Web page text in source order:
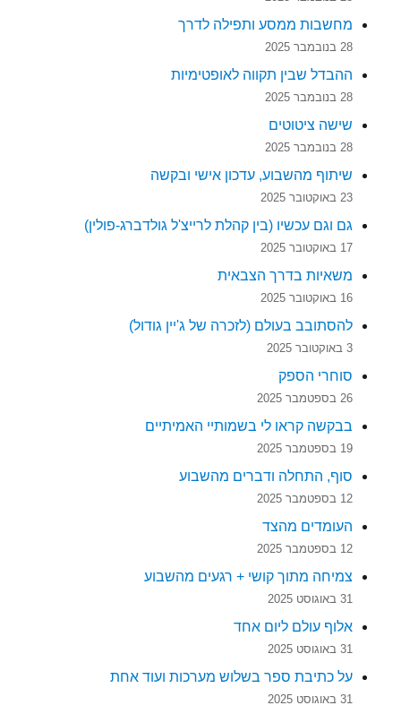
מחשבות ממסע ותפילה לדרך
28 בנובמבר 2025
ההבדל שבין תקווה לאופטימיות
28 בנובמבר 2025
שישה ציטוטים
28 בנובמבר 2025
שיתוף מהשבוע, עדכון אישי ובקשה
23 באוקטובר 2025
גם וגם עכשיו (בין קהלת לרייצ'ל גולדברג-פולין)
17 באוקטובר 2025
משאיות בדרך הצבאית
16 באוקטובר 2025
להסתובב בעולם (לזכרה של ג'יין גודול)
3 באוקטובר 2025
סוחרי הספק
26 בספטמבר 2025
בבקשה קראו לי בשמותיי האמיתיים
19 בספטמבר 2025
סוף, התחלה ודברים מהשבוע
12 בספטמבר 2025
העומדים מהצד
12 בספטמבר 2025
צמיחה מתוך קושי + רגעים מהשבוע
31 באוגוסט 2025
אלוף עולם ליום אחד
31 באוגוסט 2025
על כתיבת ספר בשלוש מערכות ועוד אחת
31 באוגוסט 2025